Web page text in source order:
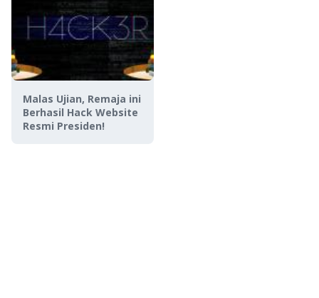
Malas Ujian, Remaja ini
Berhasil Hack Website
Resmi Presiden!